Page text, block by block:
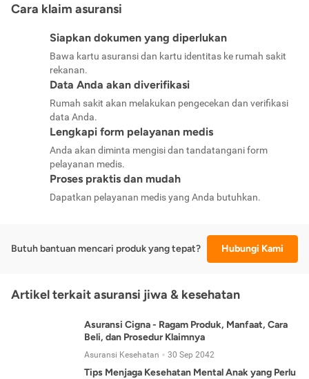
Cara klaim asuransi
Siapkan dokumen yang diperlukan
Bawa kartu asuransi dan kartu identitas ke rumah sakit
rekanan.
Data Anda akan diverifikasi
Rumah sakit akan melakukan pengecekan dan verifikasi
data Anda.
Lengkapi form pelayanan medis
Anda akan diminta mengisi dan tandatangani form
pelayanan medis.
Proses praktis dan mudah
Dapatkan pelayanan medis yang Anda butuhkan.
Butuh bantuan mencari produk yang tepat? Hubungi Kami
Artikel terkait asuransi jiwa & kesehatan
Asuransi Cigna - Ragam Produk, Manfaat, Cara
Beli, dan Prosedur Klaimnya
Asuransi Kesehatan 30 Sep 2042
Tips Menjaga Kesehatan Mental Anak yang Perlu